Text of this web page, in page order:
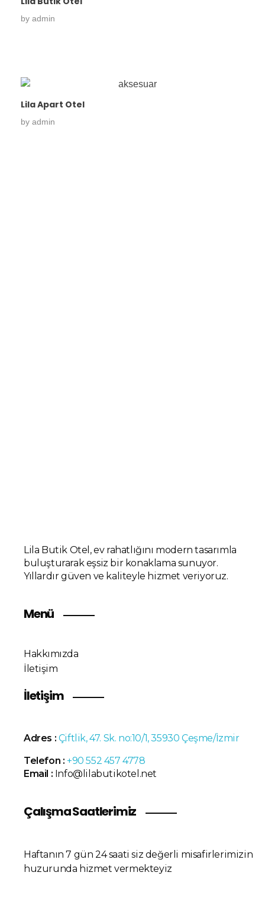
by admin
Lila Apart Otel
by admin
Lila Butik Otel, ev rahatlığını modern tasarımla
buluşturarak eşsiz bir konaklama sunuyor.
Yıllardır güven ve kaliteyle hizmet veriyoruz.
Menü
Hakkımızda
İletişim
İletişim
Adres : Çiftlik, 47. Sk. no:10/1, 35930 Çeşme/İzmir
Telefon : +90 552 457 4778
Email : Info@lilabutikotel.net
Çalışma Saatlerimiz
Haftanın 7 gün 24 saati siz değerli misafirlerimizin
huzurunda hizmet vermekteyiz